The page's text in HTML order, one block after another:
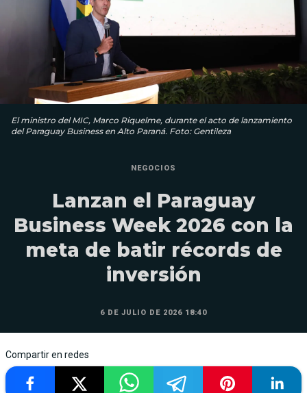
El ministro del MIC, Marco Riquelme, durante el acto de lanzamiento
del Paraguay Business en Alto Paraná. Foto: Gentileza
NEGOCIOS
Lanzan el Paraguay
Business Week 2026 con la
meta de batir récords de
inversión
6 DE JULIO DE 2026 18:40
Compartir en redes